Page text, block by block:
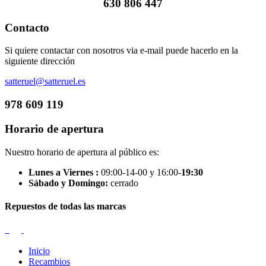
630 806 447
Contacto
Si quiere contactar con nosotros via e-mail puede hacerlo en la
siguiente dirección
satteruel@satteruel.es
978 609 119
Horario de apertura
Nuestro horario de apertura al público es:
Lunes a Viernes : 09:00-14-00 y 16:00-19:30
Sábado y Domingo: cerrado
Repuestos de todas las marcas
Inicio
Recambios